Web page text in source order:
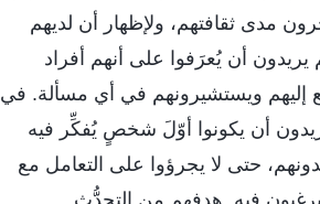
مدى ثقافتهم، ولإظهار أن لديهم
أن يُعرَفوا على أنهم أفراد
إليهم ويستشيرونهم في أي مسألة. في
أن يكونوا أوّلَ شخصٍ يُفكِّر فيه
حتى لا يجرؤوا على التعامل مع
يرغبون فيه. هدفهم من التحدُّث